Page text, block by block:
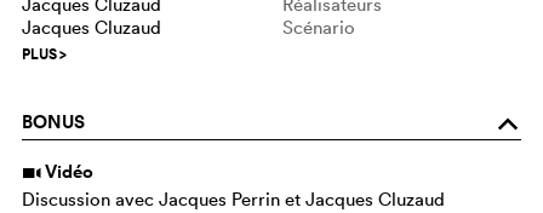
Jacques Cluzaud
Scénario
PLUS>
BONUS o
i Vidéo
Discussion avec Jacques Perrin et Jacques Cluzaud